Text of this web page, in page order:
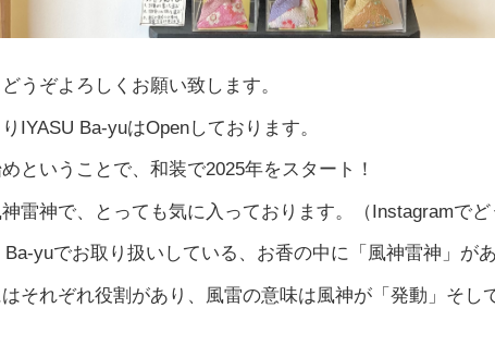
うぞよろしくお願い致します。
IYASU Ba-yuはOpenしております。
ということで、和装で2025年をスタート！
雷神で、とっても気に入っております。（Instagramでど
Ba-yuでお取り扱いしている、お香の中に「風神雷神」があ
それぞれ役割があり、風雷の意味は風神が「発動」そし